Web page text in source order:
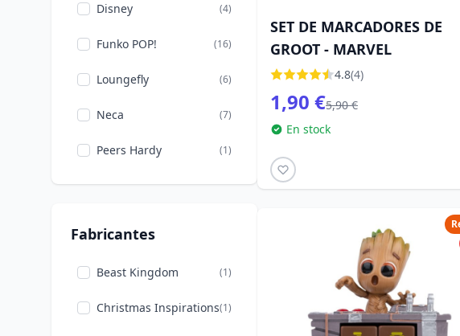
Disney (4)
Funko POP! (16)
Loungefly (6)
Neca (7)
Peers Hardy (1)
Fabricantes
Beast Kingdom (1)
Christmas Inspirations(1)
SET DE MARCADORES DE
GROOT - MARVEL
4.8(4)
1,90 €5,90 €
En stock